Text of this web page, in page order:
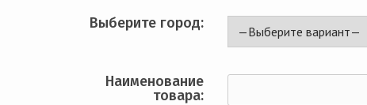
Выберите город:
Наименование
товара: